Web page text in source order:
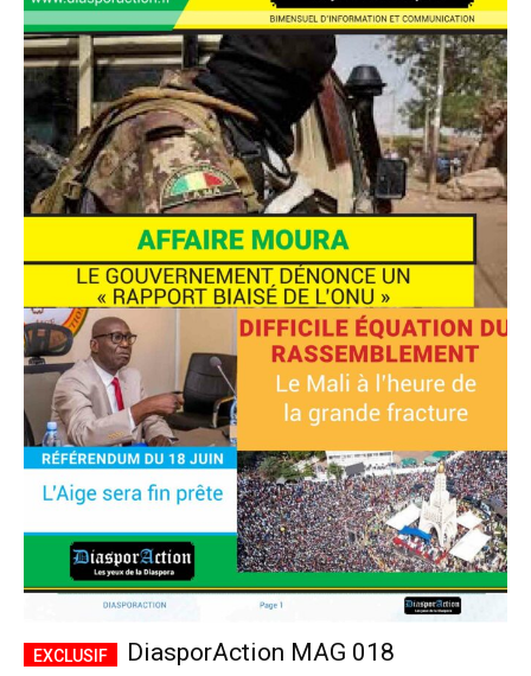
DiasporAction MAG 018